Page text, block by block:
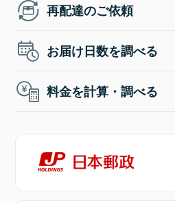
再配達のご依頼
お届け日数を調べる
料金を計算・調べる